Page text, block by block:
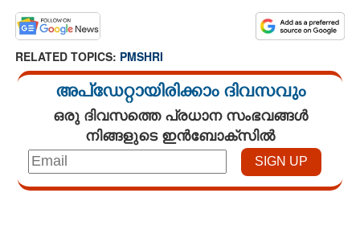
RELATED TOPICS: PMSHRI
അപ്ഡേറ്റായിരിക്കാം ദിവസവും
ഒരു ദിവസത്തെ പ്രധാന സംഭവങ്ങൾ
നിങ്ങളുടെ ഇൻബോക്സിൽ